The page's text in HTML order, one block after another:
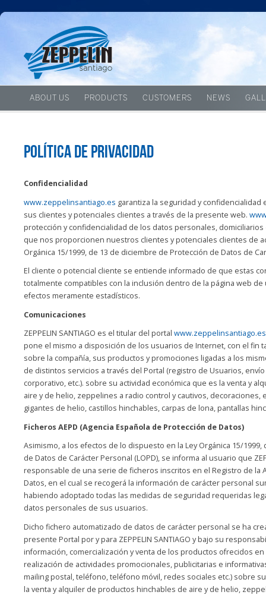
ABOUT US PRODUCTS CUSTOMERS NEWS
Política de privacidad
Confidencialidad
www.zeppelinsantiago.es garantiza la seguridad y
sus clientes y potenciales clientes a través de la presente web.
protección y confidencialidad de los datos personales,
que nos proporcionen nuestros clientes y potenciales clientes de
Orgánica 15/1999, de 13 de diciembre de Protección de Datos de
El cliente o potencial cliente se entiende informado de que estas
totalmente compatibles con la inclusión dentro de la página web de
efectos meramente estadísticos.
Comunicaciones
ZEPPELIN SANTIAGO es el titular del portal www.zeppelinsantiago.es
pone el mismo a disposición de los usuarios de Internet, con el fin
sobre la compañía, sus productos y promociones ligadas a los
de distintos servicios a través del Portal (registro de Usuarios,
corporativo, etc.). sobre su actividad económica que es la venta y
aire y de helio, zeppelines a radio control y cautivos, decoraciones,
gigantes de helio, castillos hinchables, carpas de lona, pantallas
Ficheros AEPD (Agencia Española de Protección de Datos)
Asimismo, a los efectos de lo dispuesto en la Ley Orgánica 15/
de Datos de Carácter Personal (LOPD), se informa al usuario que
responsable de una serie de ficheros inscritos en el Registro de la
Datos, en el cual se recogerá la información de carácter personal
habiendo adoptado todas las medidas de seguridad requeridas
datos personales de sus usuarios.
Dicho fichero automatizado de datos de carácter personal se ha
presente Portal por y para ZEPPELIN SANTIAGO y bajo su
información, comercialización y venta de los productos ofrecidos en
realización de actividades promocionales, publicitarias e
mailing postal, teléfono, teléfono móvil, redes sociales etc.) sobre
la venta y alquiler de productos hinchables de aire y de helio,